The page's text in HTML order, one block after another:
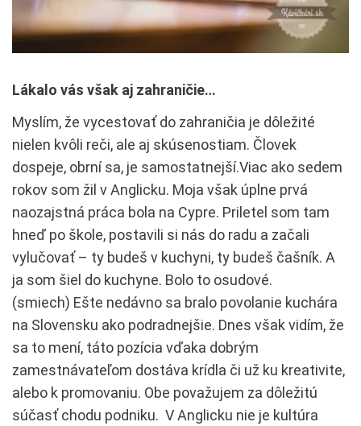
Lákalo vás však aj zahraničie…
Myslím, že vycestovať do zahraničia je dôležité
nielen kvôli reči, ale aj skúsenostiam. Človek
dospeje, obrní sa, je samostatnejší.Viac ako sedem
rokov som žil v Anglicku. Moja však úplne prvá
naozajstná práca bola na Cypre. Priletel som tam
hneď po škole, postavili si nás do radu a začali
vylučovať – ty budeš v kuchyni, ty budeš čašník. A
ja som šiel do kuchyne. Bolo to osudové.
(smiech) Ešte nedávno sa bralo povolanie kuchára
na Slovensku ako podradnejšie. Dnes však vidím, že
sa to mení, táto pozícia vďaka dobrým
zamestnávateľom dostáva krídla či už ku kreativite,
alebo k promovaniu. Obe považujem za dôležitú
súčasť chodu podniku. V Anglicku nie je kultúra